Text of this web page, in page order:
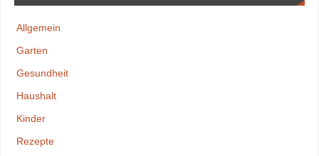
Allgemein
Garten
Gesundheit
Haushalt
Kinder
Rezepte